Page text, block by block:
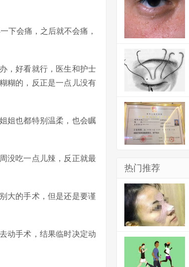
下会痛，之后就不会痛，
，好看就行，医生和护士
糊的，反正是一点儿没有
姐也都特别温柔，也会瞩
没吃一点儿辣，反正就最
大的手术，但是还是要谨
动手术，结果临时决定动
热门推荐